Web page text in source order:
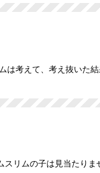
考えて、考え抜いた
リムの子は見当たり